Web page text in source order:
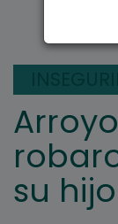
su hijo